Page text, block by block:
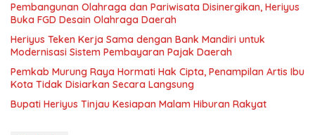
Pembangunan Olahraga dan Pariwisata Disinergikan, Heriyus
Buka FGD Desain Olahraga Daerah
Heriyus Teken Kerja Sama dengan Bank Mandiri untuk
Modernisasi Sistem Pembayaran Pajak Daerah
Pemkab Murung Raya Hormati Hak Cipta, Penampilan Artis Ibu
Kota Tidak Disiarkan Secara Langsung
Bupati Heriyus Tinjau Kesiapan Malam Hiburan Rakyat